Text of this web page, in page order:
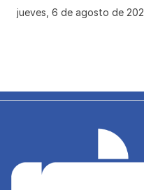
jueves, 6 de agosto de